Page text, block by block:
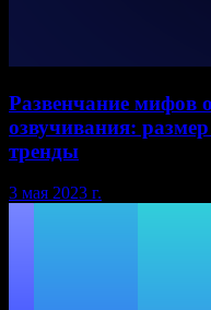
Развенчание мифов
озвучивания:
тренды
3 мая 2023 г.